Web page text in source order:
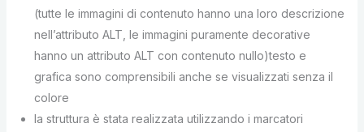
(tutte le immagini di contenuto hanno una loro descrizione
nell’attributo ALT, le immagini puramente decorative
hanno un attributo ALT con contenuto nullo)testo e
grafica sono comprensibili anche se visualizzati senza il
colore
la struttura è stata realizzata utilizzando i marcatori